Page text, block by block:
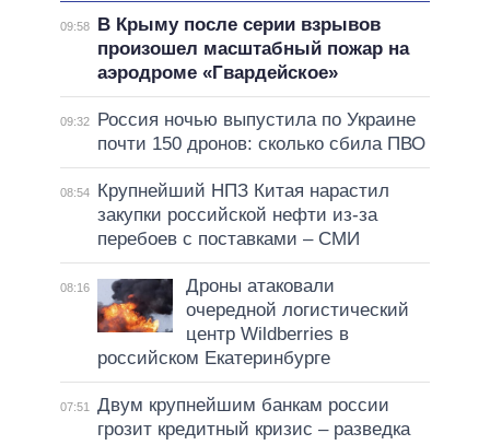
09:58
В Крыму после серии взрывов
произошел масштабный пожар на
аэродроме «Гвардейское»
09:32
Россия ночью выпустила по Украине
почти 150 дронов: сколько сбила ПВО
08:54
Крупнейший НПЗ Китая нарастил
закупки российской нефти из-за
перебоев с поставками – СМИ
08:16
Дроны атаковали
очередной логистический
центр Wildberries в
российском Екатеринбурге
07:51
Двум крупнейшим банкам россии
грозит кредитный кризис – разведка